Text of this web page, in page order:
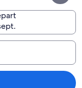
rocheuses avec